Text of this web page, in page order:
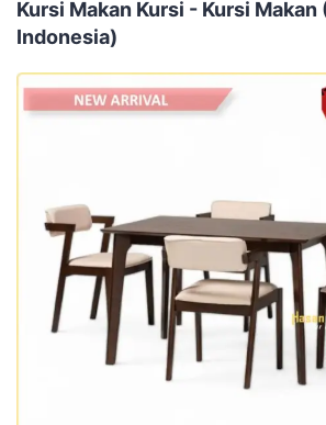
Kursi Makan Kursi - Kursi
Indonesia)